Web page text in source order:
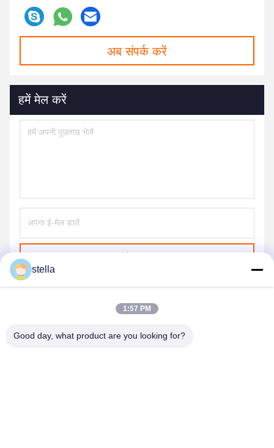
अब संपर्क करें
हमें मेल करें
stella
1:57 PM
Good day, what product are you looking for?